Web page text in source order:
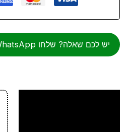
יש לכם שאלה? שלחו WhatsApp